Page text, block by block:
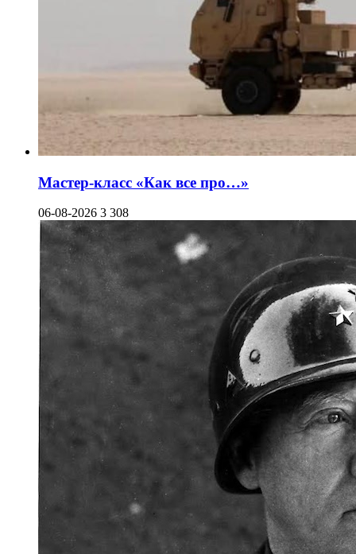
Мастер-класс «Как все про…»
06-08-2026 3 308